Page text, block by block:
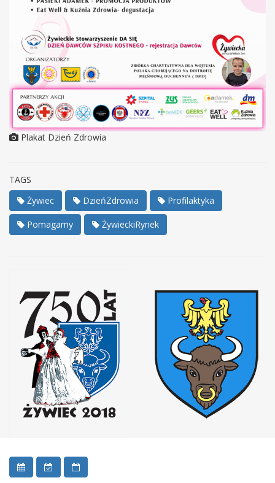
Plakat Dzień Zdrowia
TAGS
Żywiec
DzieńZdrowia Profilaktyka
Pomagamy ŻywieckiRynek